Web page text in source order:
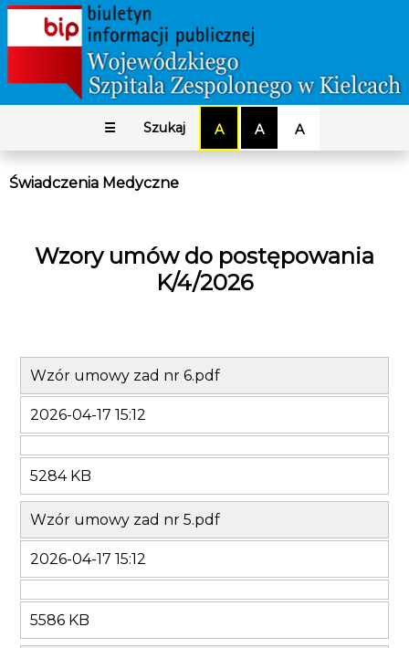
☰ Szukaj A A A
Świadczenia Medyczne
Wzory umów do postępowania
K/4/2026
Wzór umowy zad nr 6.pdf
2026-04-17 15:12
5284 KB
Wzór umowy zad nr 5.pdf
2026-04-17 15:12
5586 KB